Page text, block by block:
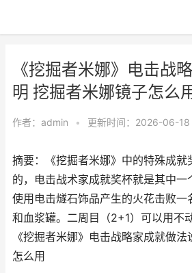
《挖掘者米娜》电击战
明 挖掘者米娜镜子怎么
作者： admin • 更新时间：2026-06-18
摘要：《挖掘者米娜》中的特殊成就
的，电击战术家成就奖杯就是其中一
使用电击燧石饰品产生的火花击败一
和血浆罐。二周目（2+1）可以用不
《挖掘者米娜》电击战略家成就做
怎么用